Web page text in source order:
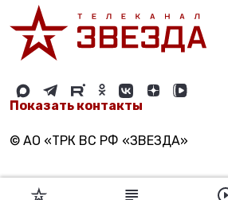
Показать контакты
© АО «ТРК ВС РФ «ЗВЕЗДА»